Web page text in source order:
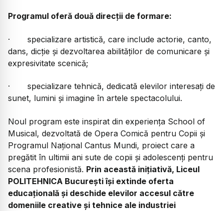
Programul oferă două direcții de formare:
· specializare artistică, care include actorie, canto,
dans, dicție și dezvoltarea abilităților de comunicare și
expresivitate scenică;
· specializare tehnică, dedicată elevilor interesați de
sunet, lumini și imagine în artele spectacolului.
Noul program este inspirat din experiența School of
Musical, dezvoltată de Opera Comică pentru Copii și
Programul Național Cantus Mundi, proiect care a
pregătit în ultimii ani sute de copii și adolescenți pentru
scena profesionistă. Prin această inițiativă, Liceul
POLITEHNICA București își extinde oferta
educațională și deschide elevilor accesul către
domeniile creative și tehnice ale industriei